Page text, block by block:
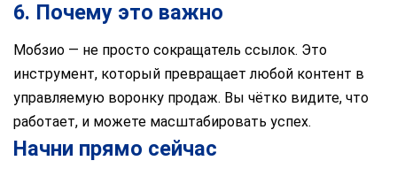
6. Почему это важно
Мобзио — не просто сокращатель ссылок. Это
инструмент, который превращает любой контент в
управляемую воронку продаж. Вы чётко видите, что
работает, и можете масштабировать успех.
Начни прямо сейчас